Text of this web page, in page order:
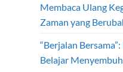
Membaca Ulang
Zaman yang
“Berjalan
Belajar